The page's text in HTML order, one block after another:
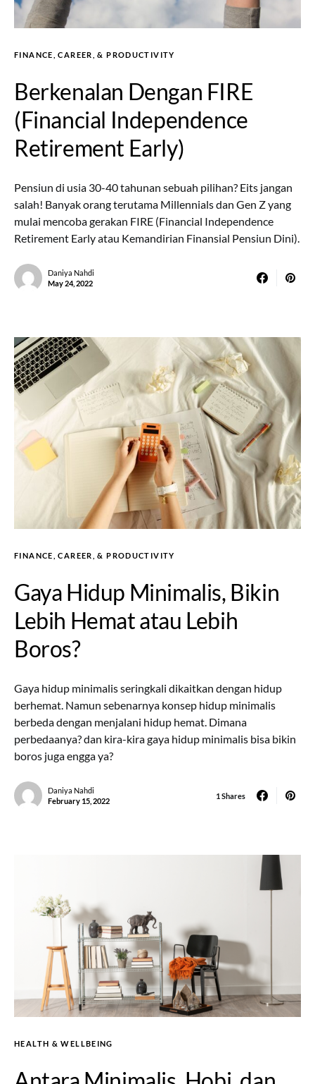
FINANCE, CAREER, & PRODUCTIVITY
Berkenalan Dengan FIRE
(Financial Independence
Retirement Early)
Pensiun di usia 30-40 tahunan sebuah pilihan? Eits jangan
salah! Banyak orang terutama Millennials dan Gen Z yang
mulai mencoba gerakan FIRE (Financial Independence
Retirement Early atau Kemandirian Finansial Pensiun Dini).
Daniya Nahdi
May 24, 2022
FINANCE, CAREER, & PRODUCTIVITY
Gaya Hidup Minimalis, Bikin
Lebih Hemat atau Lebih
Boros?
Gaya hidup minimalis seringkali dikaitkan dengan hidup
berhemat. Namun sebenarnya konsep hidup minimalis
berbeda dengan menjalani hidup hemat. Dimana
perbedaanya? dan kira-kira gaya hidup minimalis bisa bikin
boros juga engga ya?
Daniya Nahdi
February 15, 2022
1 Shares
HEALTH & WELLBEING